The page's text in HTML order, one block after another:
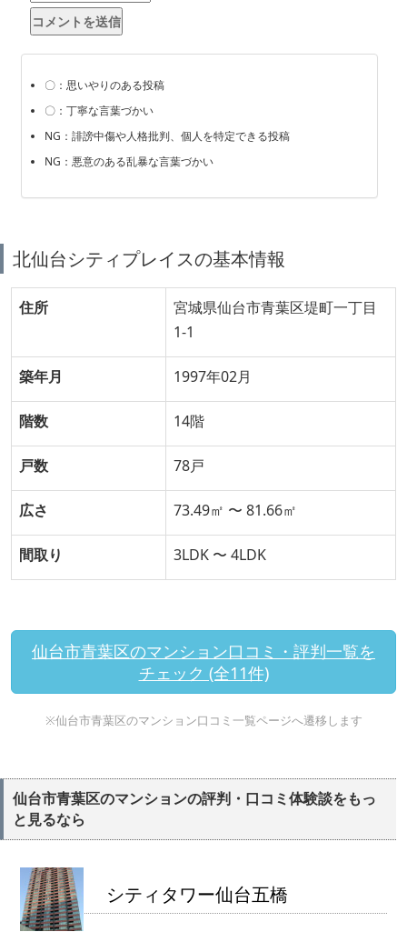
〇：思いやりのある投稿
〇：丁寧な言葉づかい
NG：誹謗中傷や人格批判、個人を特定できる投稿
NG：悪意のある乱暴な言葉づかい
北仙台シティプレイスの基本情報
住所
宮城県仙台市青葉区堤町一丁目
1-1
築年月 1997年02月
階数 14階
戸数 78戸
広さ 73.49㎡ 〜 81.66㎡
間取り 3LDK 〜 4LDK
仙台市青葉区のマンション口コミ・評判一覧を
チェック (全11件)
※仙台市青葉区のマンション口コミ一覧ページへ遷移します
仙台市青葉区のマンションの評判・口コミ体験談をもっ
と見るなら
シティタワー仙台五橋